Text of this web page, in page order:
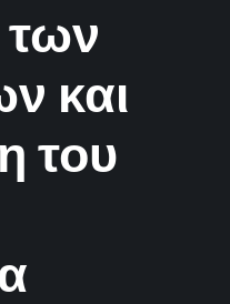
και
του